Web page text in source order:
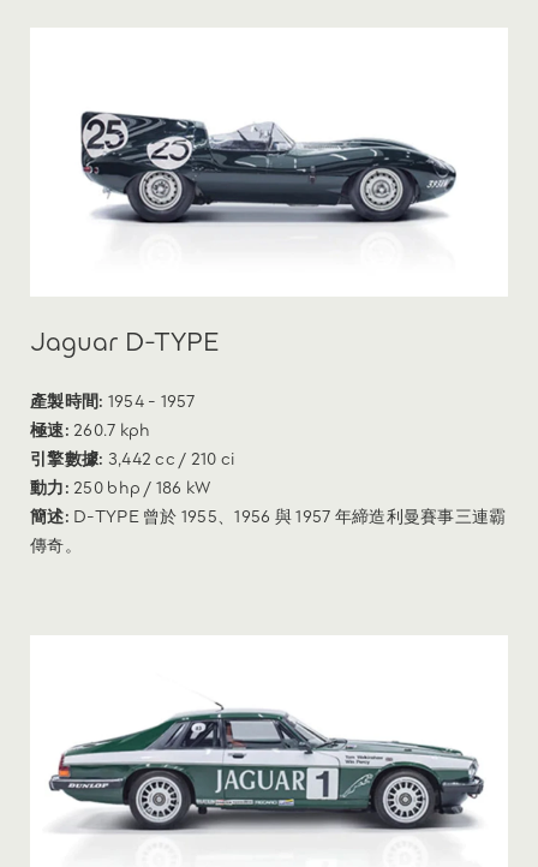
Jaguar D-TYPE
產製時間: 1954 - 1957
極速: 260.7 kph
引擎數據: 3,442 cc / 210 ci
動力: 250 bhp / 186 kW
簡述: D-TYPE 曾於 1955、1956 與 1957 年締造利曼賽事三連霸
傳奇。